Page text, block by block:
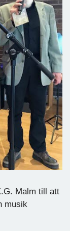
Malm till att
musik